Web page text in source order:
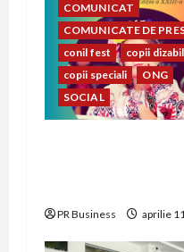
COMUNICAT
COMUNICATE DE
conil fest
copii
copii speciali
ONG
SOCIAL
PR Business aprilie